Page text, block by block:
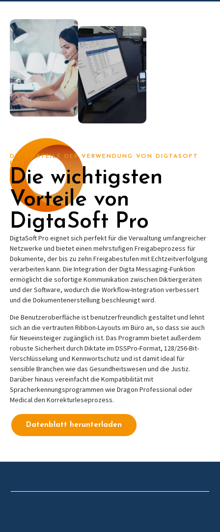
DIE VORTEILE DER VERWENDUNG VON DIGTASOFT
PRO
Die wichtigsten
Vorteile von
DigtaSoft Pro
DigtaSoft Pro eignet sich perfekt für die Verwaltung umfangreicher
Netzwerke und bietet einen mehrstufigen Freigabeprozess für
Dokumente, der bis zu zehn Freigabestufen mit Echtzeitverfolgung
verarbeiten kann. Die Integration der Digta Messaging-Funktion
ermöglicht die sofortige Kommunikation zwischen Diktiergeräten
und der Software, wodurch die Workflow-Integration verbessert
und die Dokumentenerstellung beschleunigt wird.
Die Benutzeroberfläche ist benutzerfreundlich gestaltet und lehnt
sich an die vertrauten Ribbon-Layouts im Büro an, so dass sie auch
für Neueinsteiger zugänglich ist. Das Programm bietet außerdem
robuste Sicherheit durch Diktate im DSSPro-Format, 128/256-Bit-
Verschlüsselung und Kennwortschutz und ist damit ideal für
sensible Branchen wie das Gesundheitswesen und die Justiz.
Darüber hinaus vereinfacht die Kompatibilität mit
Spracherkennungsprogrammen wie Dragon Professional oder
Medical den Korrekturleseprozess.
Datenblatt herunterladen